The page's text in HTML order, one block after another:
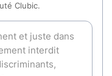
Clubic.